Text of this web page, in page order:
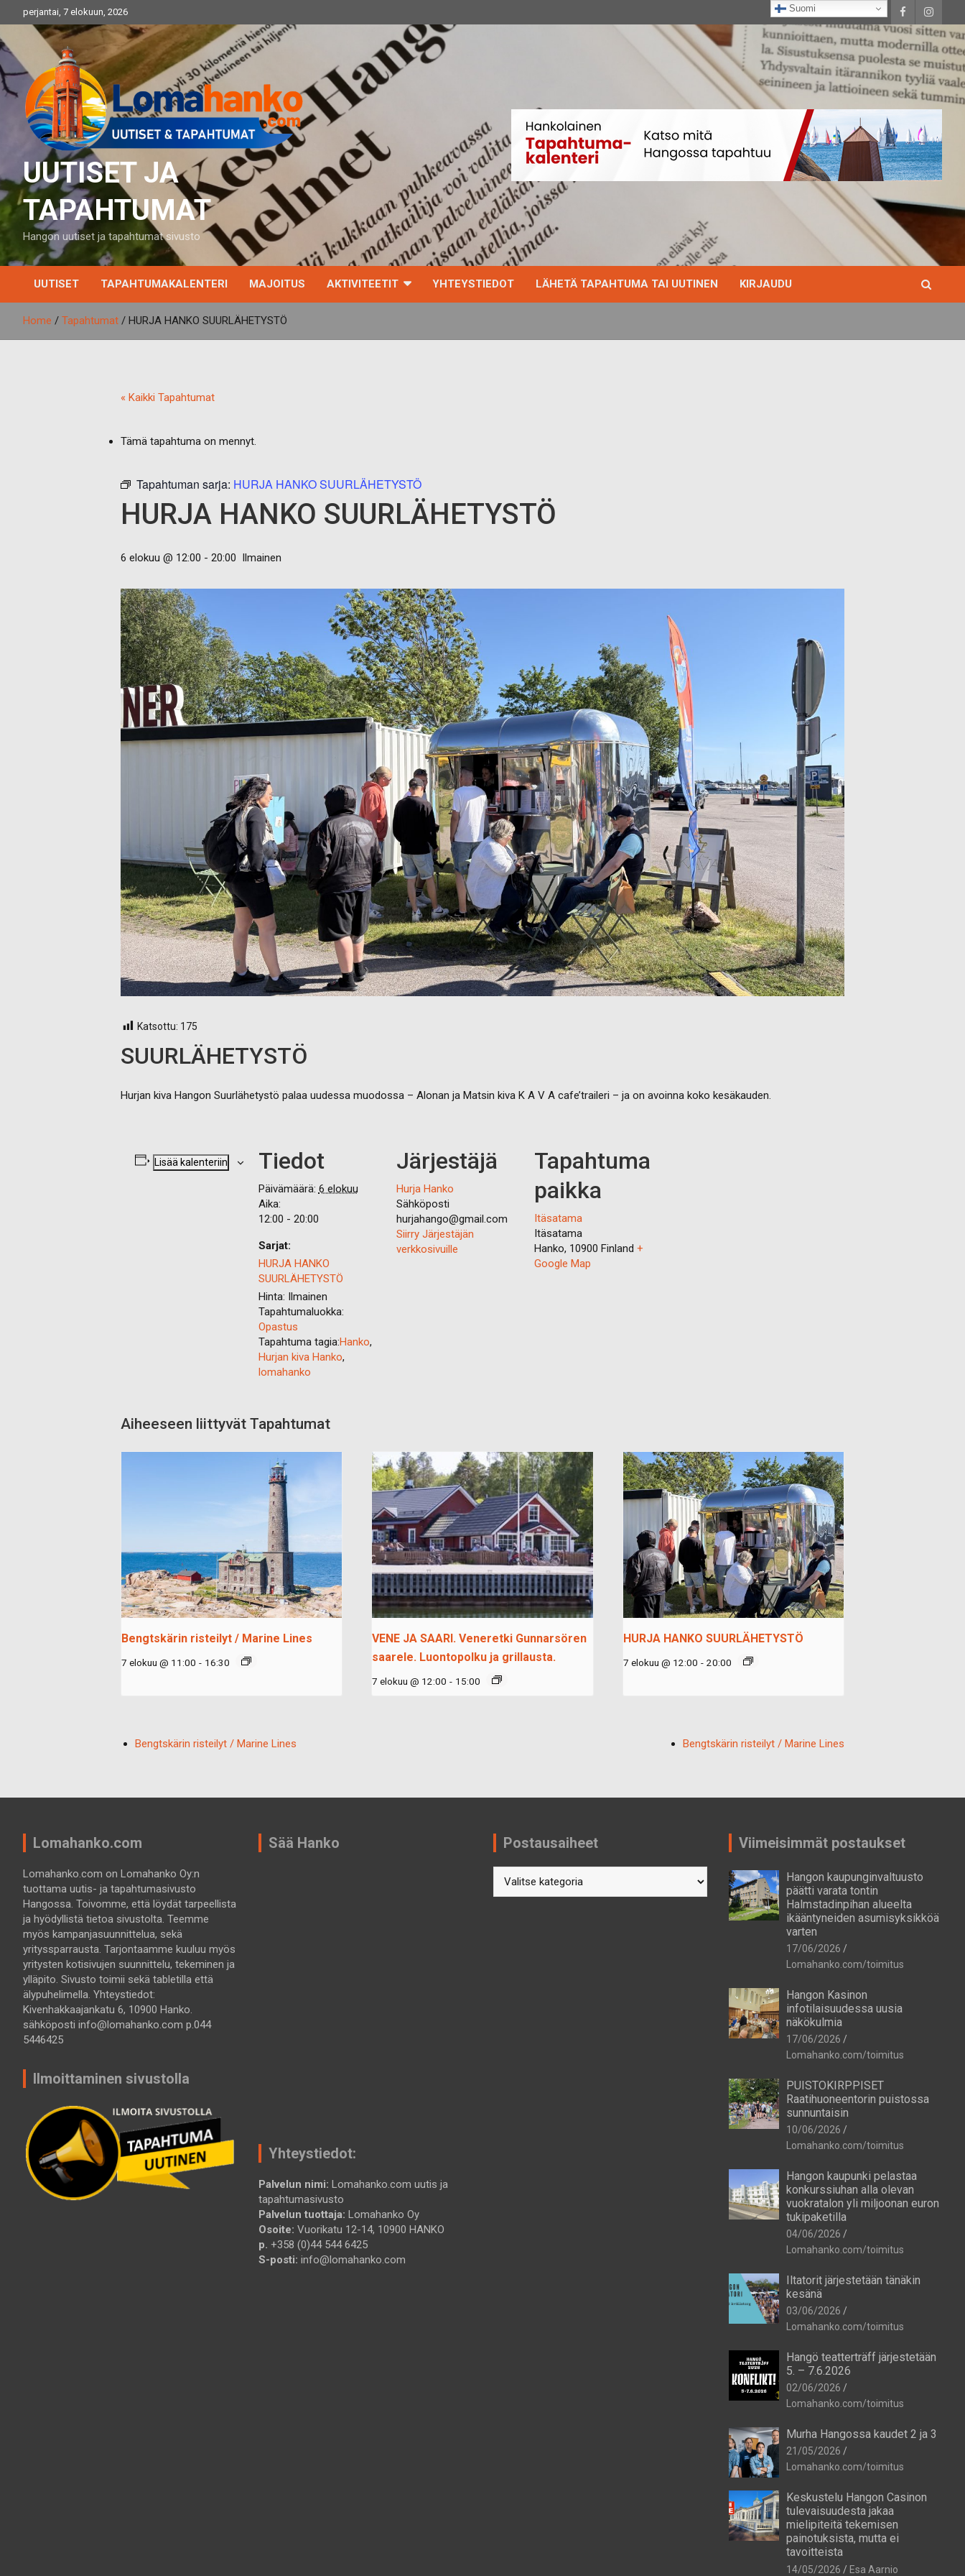
to
content
perjantai, 7 elokuun, 2026
UUTISET JA
TAPAHTUMAT
Hangon uutiset ja tapahtumat sivusto
UUTISET TAPAHTUMAKALENTERI MAJOITUS AKTIVITEETIT YHTEYSTIEDOT LÄHETÄ TAPAHTUMA TAI UUTINEN KIRJAUDU
Home Tapahtumat HURJA HANKO SUURLÄHETYSTÖ
« Kaikki Tapahtumat
Tämä tapahtuma on mennyt.
Tapahtuman sarja: HURJA HANKO SUURLÄHETYSTÖ
HURJA HANKO SUURLÄHETYSTÖ
6 elokuu @ 12:00 - 20:00 Ilmainen
Katsottu: 175
SUURLÄHETYSTÖ
Hurjan kiva Hangon Suurlähetystö palaa uudessa muodossa – Alonan ja Matsin kiva K A V A cafe’traileri – ja on avoinna koko kesäkauden.
Lisää kalenteriin Tiedot
Päivämäärä: 6 elokuu
Aika:
12:00 - 20:00
Sarjat:
HURJA HANKO
SUURLÄHETYSTÖ
Hinta: Ilmainen
Tapahtumaluokka:
Opastus
Tapahtuma tagia:Hanko,
Hurjan kiva Hanko,
lomahanko
Järjestäjä
Hurja Hanko
Sähköposti
hurjahango@gmail.com
Siirry Järjestäjän
verkkosivuille
Tapahtuma
paikka
Itäsatama
Itäsatama
Hanko, 10900 Finland +
Google Map
Aiheeseen liittyvät Tapahtumat
Bengtskärin risteilyt / Marine Lines
7 elokuu @ 11:00 - 16:30
VENE JA SAARI. Veneretki Gunnarsören
saarele. Luontopolku ja grillausta.
7 elokuu @ 12:00 - 15:00
HURJA HANKO SUURLÄHETYSTÖ
7 elokuu @ 12:00 - 20:00
Bengtskärin risteilyt / Marine Lines Bengtskärin risteilyt / Marine Lines
Lomahanko.com
Lomahanko.com on Lomahanko Oy:n
tuottama uutis- ja tapahtumasivusto
Hangossa. Toivomme, että löydät tarpeellista
ja hyödyllistä tietoa sivustolta. Teemme
myös kampanjasuunnittelua, sekä
yrityssparrausta. Tarjontaamme kuuluu myös
yritysten kotisivujen suunnittelu, tekeminen ja
ylläpito. Sivusto toimii sekä tabletilla että
älypuhelimella. Yhteystiedot:
Kivenhakkaajankatu 6, 10900 Hanko.
sähköposti info@lomahanko.com p.044
5446425
Ilmoittaminen sivustolla
Sää Hanko
Yhteystiedot:
Palvelun nimi: Lomahanko.com uutis ja
tapahtumasivusto
Palvelun tuottaja: Lomahanko Oy
Osoite: Vuorikatu 12-14, 10900 HANKO
p. +358 (0)44 544 6425
S-posti: info@lomahanko.com
Postausaiheet Viimeisimmät postaukset
Hangon kaupunginvaltuusto
päätti varata tontin
Halmstadinpihan alueelta
ikääntyneiden asumisyksikköä
varten
17/06/2026
Lomahanko.com/toimitus
Hangon Kasinon
infotilaisuudessa uusia
näkökulmia
17/06/2026
Lomahanko.com/toimitus
PUISTOKIRPPISET
Raatihuoneentorin puistossa
sunnuntaisin
10/06/2026
Lomahanko.com/toimitus
Hangon kaupunki pelastaa
konkurssiuhan alla olevan
vuokratalon yli miljoonan euron
tukipaketilla
04/06/2026
Lomahanko.com/toimitus
Iltatorit järjestetään tänäkin
kesänä
03/06/2026
Lomahanko.com/toimitus
Hangö teatterträff järjestetään
5. – 7.6.2026
02/06/2026
Lomahanko.com/toimitus
Murha Hangossa kaudet 2 ja 3
21/05/2026
Lomahanko.com/toimitus
Keskustelu Hangon Casinon
tulevaisuudesta jakaa
mielipiteitä tekemisen
painotuksista, mutta ei
tavoitteista
14/05/2026 Esa Aarnio
Suomi